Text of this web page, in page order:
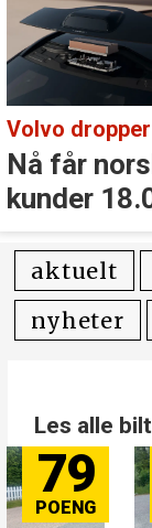
Nå får
kunder
kr i
aktuelt
nyheter
Les alle
79